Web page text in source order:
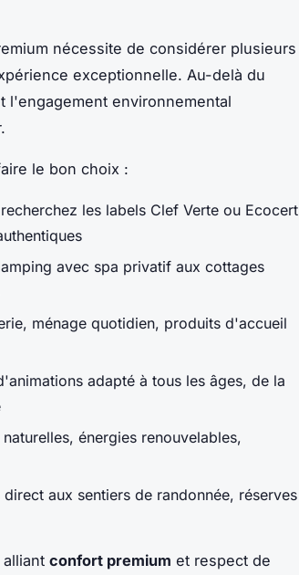
nécessite de considérer plusieurs
exceptionnelle. Au-delà du
l'engagement environnemental
le bon choix :
les labels Clef Verte ou Ecocert
avec spa privatif aux cottages
ménage quotidien, produits d'accueil
adapté à tous les âges, de la
énergies renouvelables,
direct aux sentiers de randonnée, réserves
confort premium et respect de